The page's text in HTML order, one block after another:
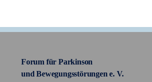
Forum für Parkinson
und Bewegungsstörungen e. V.